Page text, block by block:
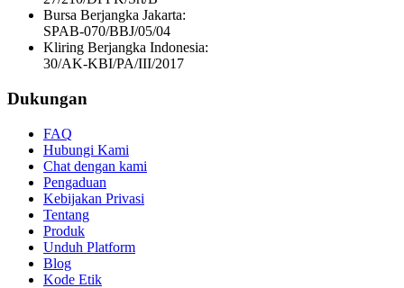
Bursa Berjangka Jakarta:
SPAB-070/BBJ/05/04
Kliring Berjangka Indonesia:
30/AK-KBI/PA/III/2017
Dukungan
FAQ
Hubungi Kami
Chat dengan kami
Pengaduan
Kebijakan Privasi
Tentang
Produk
Unduh Platform
Blog
Kode Etik